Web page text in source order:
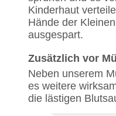
Kinderhaut
Hände der
ausgespart.
Zusätzlich vor
Neben unserem
es weitere
die lästigen